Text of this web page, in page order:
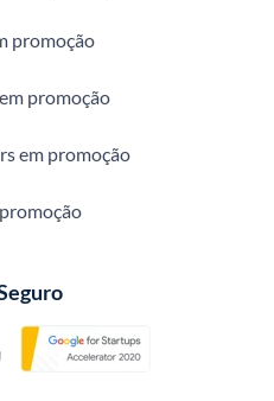
promoção
promoção
em promoção